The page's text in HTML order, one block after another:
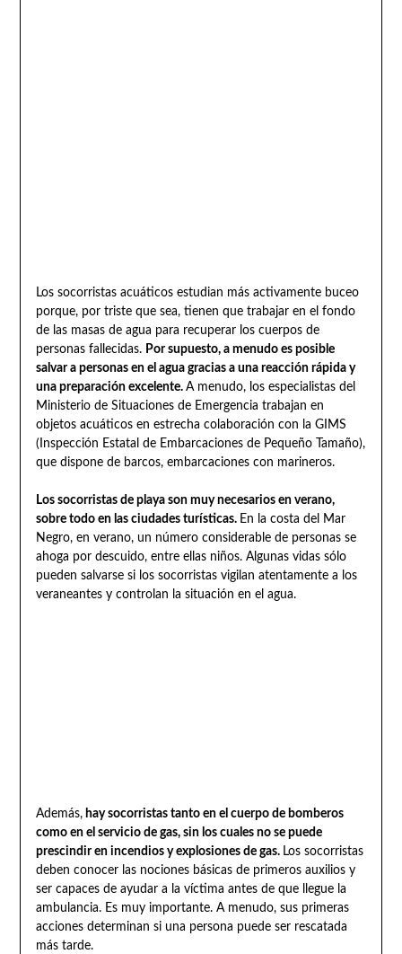
Los socorristas acuáticos estudian más activamente buceo
porque, por triste que sea, tienen que trabajar en el fondo
de las masas de agua para recuperar los cuerpos de
personas fallecidas. Por supuesto, a menudo es posible
salvar a personas en el agua gracias a una reacción rápida y
una preparación excelente. A menudo, los especialistas del
Ministerio de Situaciones de Emergencia trabajan en
objetos acuáticos en estrecha colaboración con la GIMS
(Inspección Estatal de Embarcaciones de Pequeño Tamaño),
que dispone de barcos, embarcaciones con marineros.
Los socorristas de playa son muy necesarios en verano,
sobre todo en las ciudades turísticas. En la costa del Mar
Negro, en verano, un número considerable de personas se
ahoga por descuido, entre ellas niños. Algunas vidas sólo
pueden salvarse si los socorristas vigilan atentamente a los
veraneantes y controlan la situación en el agua.
Además,hay socorristas tanto en el cuerpo de bomberos
como en el servicio de gas, sin los cuales no se puede
prescindir en incendios y explosiones de gas. Los socorristas
deben conocer las nociones básicas de primeros auxilios y
ser capaces de ayudar a la víctima antes de que llegue la
ambulancia. Es muy importante. A menudo, sus primeras
acciones determinan si una persona puede ser rescatada
más tarde.